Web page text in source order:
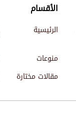
الأقسام
الرئيسية
منوعات
مقالات مختارة